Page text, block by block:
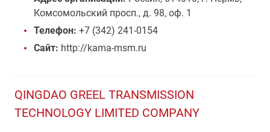
Комсомольский просп., д. 98, оф. 1
Телефон: +7 (342) 241-0154
Сайт: http://kama-msm.ru
QINGDAO GREEL TRANSMISSION
TECHNOLOGY LIMITED COMPANY